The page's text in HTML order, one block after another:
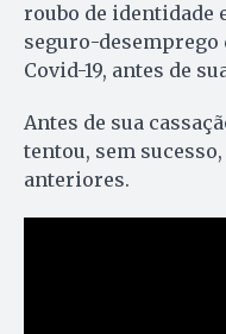
roubo de identidade
seguro-desemprego
Covid-19, antes de
Antes de sua
tentou, sem
anteriores.